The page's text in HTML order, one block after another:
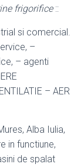
frigorifice::
si comercial.
–
– agenti
– AER
Alba Iulia,
in functiune,
de spalat